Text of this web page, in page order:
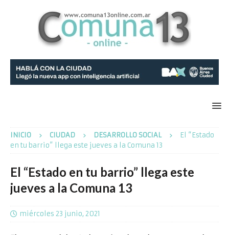
INICIO CIUDAD DESARROLLO SOCIAL
El “Estado
en tu barrio” llega este jueves a la Comuna 13
El “Estado en tu barrio” llega este
jueves a la Comuna 13
miércoles 23 junio, 2021